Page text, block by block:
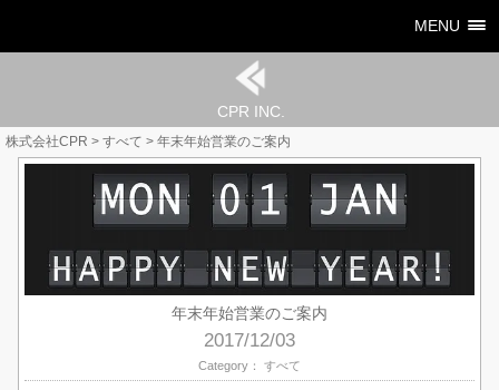
CPR INC.
MENU
株式会社CPR > すべて > 年末年始営業のご案内
年末年始営業のご案内
2017/12/03
Category： すべて